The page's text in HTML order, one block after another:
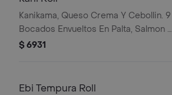
Kanikama, Queso Crema Y Cebollin. 9
Bocados Envueltos En Palta, Salmon O
Mix.
$ 6931
Ebi Tempura Roll